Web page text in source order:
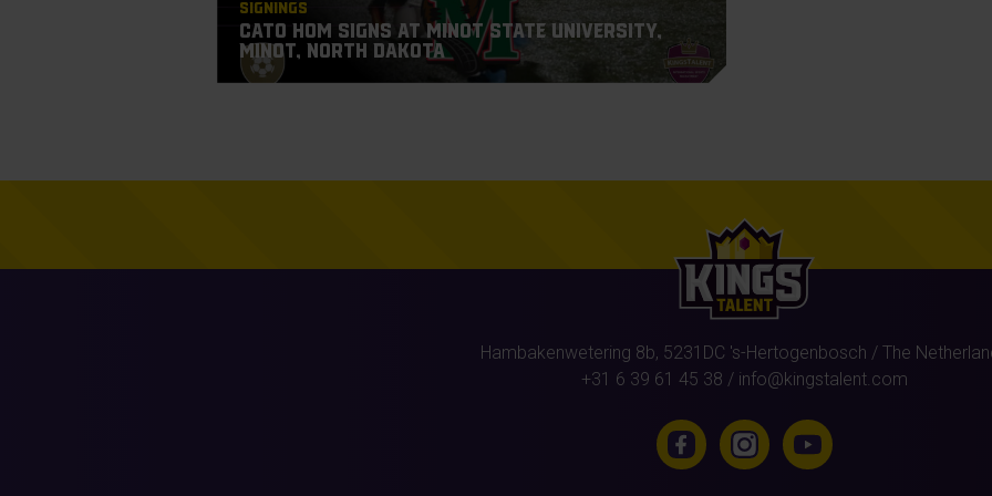
Signings
Cato Hom signs at Minot State University,
Minot, North Dakota
Hambakenwetering 8b, 5231DC 's-Hertogenbosch / The
+31 6 39 61 45 38 / info@kingstalent.com